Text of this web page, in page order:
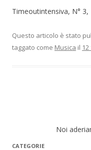
Timeoutintensiva, N°
Questo articolo è stato
taggato come Musica il
Noi
CATEGORIE